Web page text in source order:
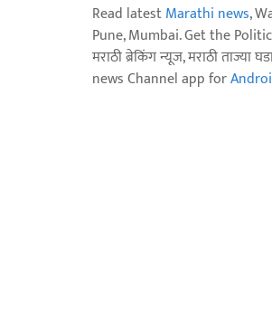
Read latestMarathi news,
Pune, Mumbai. Get the
मराठी ब्रेकिंग न्यूज, मराठी
news Channel app for